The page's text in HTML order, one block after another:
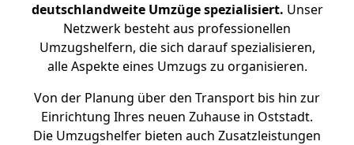
deutschlandweite Umzüge spezialisiert. Unser
Netzwerk besteht aus professionellen
Umzugshelfern, die sich darauf spezialisieren,
alle Aspekte eines Umzugs zu organisieren.
Von der Planung über den Transport bis hin zur
Einrichtung Ihres neuen Zuhause in Oststadt.
Die Umzugshelfer bieten auch Zusatzleistungen